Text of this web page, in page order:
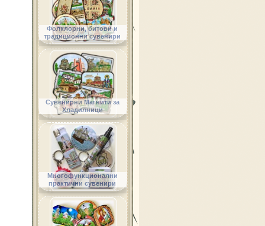
Фолклорни, битови и
традиционни сувенири
Сувенирни Магнити за
Хладилници
Многофункционални
практични сувенири